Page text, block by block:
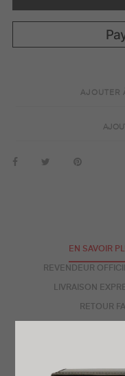
AJOUTER
EN SAVOIR
REVENDEUR
LIVRAISON
RETOUR
La BR-05 Bell & Ross
bracelet intégré, où le